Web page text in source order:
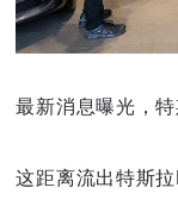
最新消息曝光，
这距离流出特斯